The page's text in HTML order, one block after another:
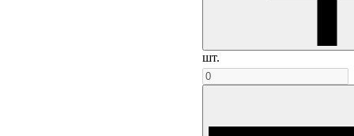
шт.